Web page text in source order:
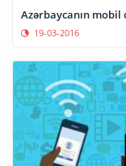
Azərbaycanın mobil
19-03-2016